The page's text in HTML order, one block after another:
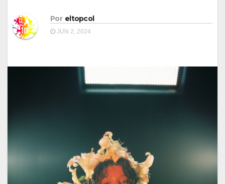
Por eltopcol
JUN 2, 2024